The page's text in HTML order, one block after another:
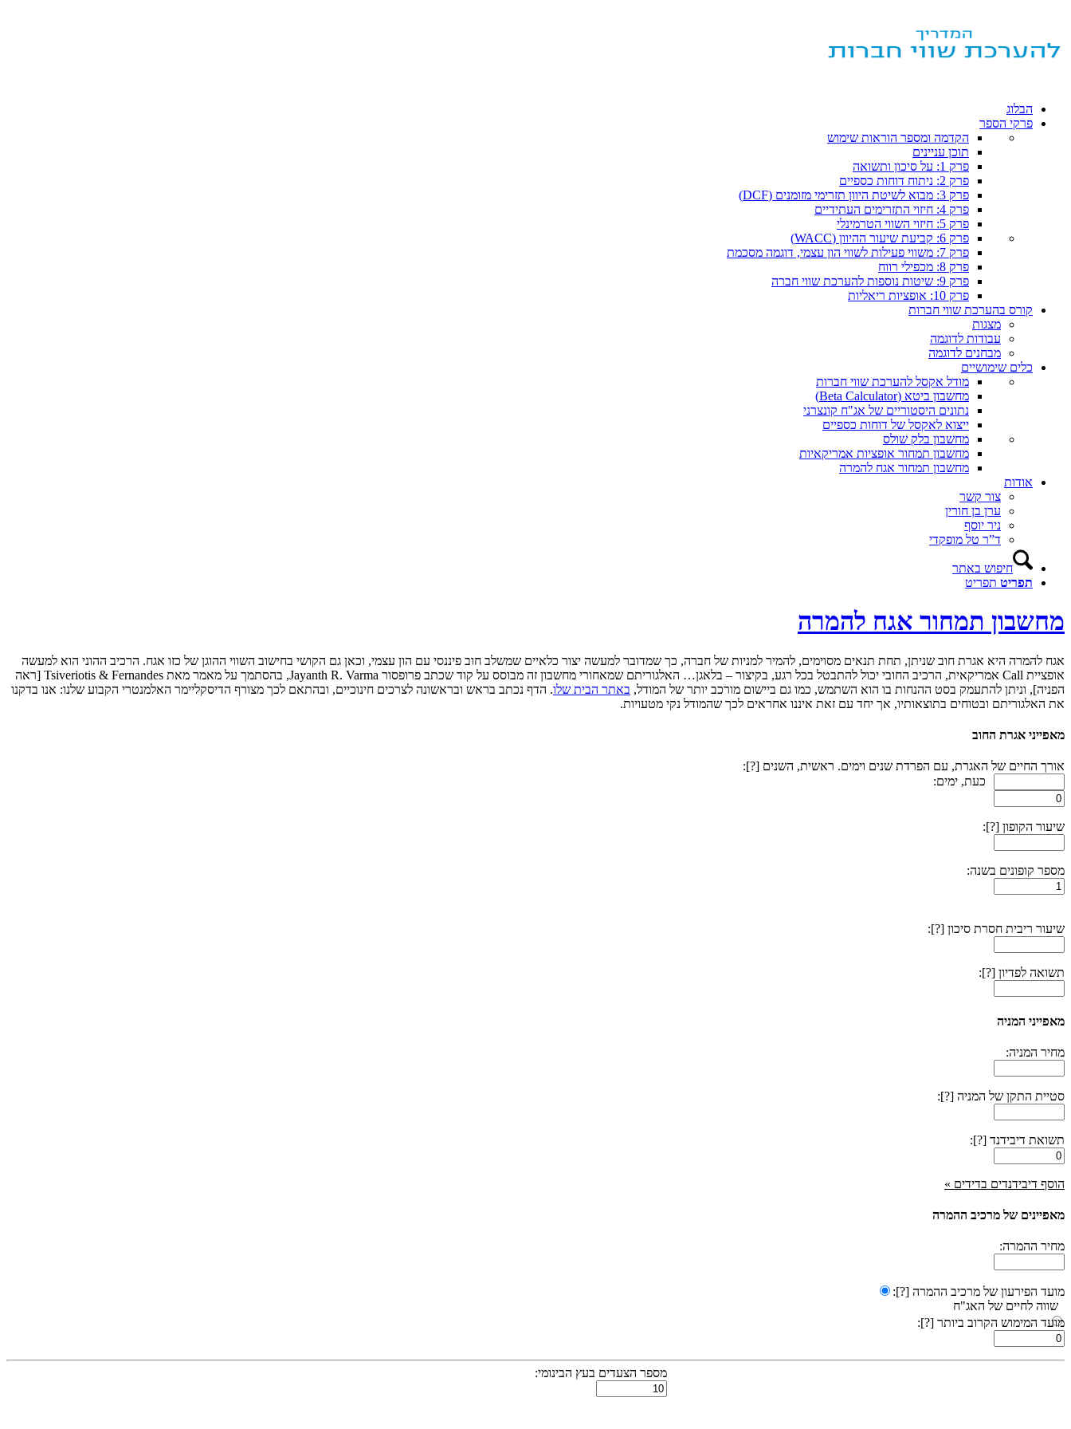
הבלוג
פרקי הספר
הקדמה ומספר הוראות שימוש
תוכן עניינים
פרק 1: על סיכון ותשואה
פרק 2: ניתוח דוחות כספיים
פרק 3: מבוא לשיטת היוון תזרימי מזומנים (DCF)
פרק 4: חיזוי התזרימים העתידיים
פרק 5: חיזוי השווי הטרמינלי
פרק 6: קביעת שיעור ההיוון (WACC)
פרק 7: משווי פעילות לשווי הון עצמי, דוגמה מסכמת
פרק 8: מכפילי רווח
פרק 9: שיטות נוספות להערכת שווי חברה
פרק 10: אופציות ריאליות
קורס בהערכת שווי חברות
מצגות
עבודות לדוגמה
מבחנים לדוגמה
כלים שימושיים
מודל אקסל להערכת שווי חברות
מחשבון ביטא (Beta Calculator)
נתונים היסטוריים של אג"ח קונצרני
ייצוא לאקסל של דוחות כספיים
מחשבון בלק שולס
מחשבון תמחור אופציות אמריקאיות
מחשבון תמחור אגח להמרה
אודות
צור קשר
ערן בן חורין
ניר יוסף
ד”ר טל מופקדי
חיפוש באתר
תפריט תפריט
מחשבון תמחור אגח להמרה
אגח להמרה היא אגרת חוב שניתן, תחת תנאים מסוימים, להמיר למניות של חברה, כך שמדובר למעשה יצור כלאיים שמשלב חוב פיננסי עם הון עצמי, וכאן גם הקושי בחישוב השווי ההוגן של כזו אגח. הרכיב ההוני הוא למעשה
אופציית Call אמריקאית, הרכיב החובי יכול להתבטל בכל רגע, בקיצור – בלאגן… האלגוריתם שמאחורי מחשבון זה מבוסס על קוד שכתב פרופסור Jayanth R. Varma, בהסתמך על מאמר מאת Tsiveriotis & Fernandes
[ראה
הפניה], וניתן להתעמק בסט ההנחות בו הוא השתמש, כמו גם ביישום מורכב יותר של המודל, באתר הבית שלו. הדף נכתב בראש ובראשונה לצרכים חינוכיים, ובהתאם לכך מצורף הדיסקליימר האלמנטרי הקבוע שלנו: אנו בדקנו
את האלגוריתם ובטוחים בתוצאותיו, אך יחד עם זאת איננו אחראים לכך שהמודל נקי מטעויות.
מאפייני אגרת החוב
אורך החיים של האגרת, עם הפרדת שנים וימים. ראשית, השנים [?]
:
כעת, ימים:
שיעור הקופון [?]
:
מספר קופונים בשנה:
שיעור ריבית חסרת סיכון [?]
:
תשואה לפדיון [?]
:
מאפייני המניה
מחיר המניה:
סטיית התקן של המניה [?]
:
תשואת דיבידנד [?]
:
הוסף דיבידנדים בדידים »
מאפיינים של מרכיב ההמרה
מחיר ההמרה:
מועד הפירעון של מרכיב ההמרה [?]
:
שווה לחיים של האג"ח
אחרת:
מועד המימוש הקרוב ביותר [?]
:
מספר הצעדים בעץ הבינומי: